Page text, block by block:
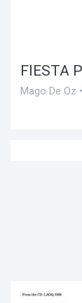
FIESTA
Mago De Oz